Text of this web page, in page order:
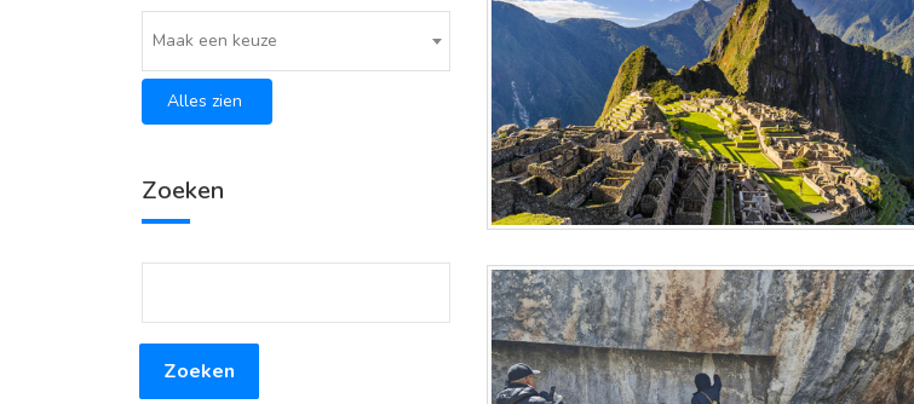
Maak een keuze
Alles zien
Zoeken
Zoeken